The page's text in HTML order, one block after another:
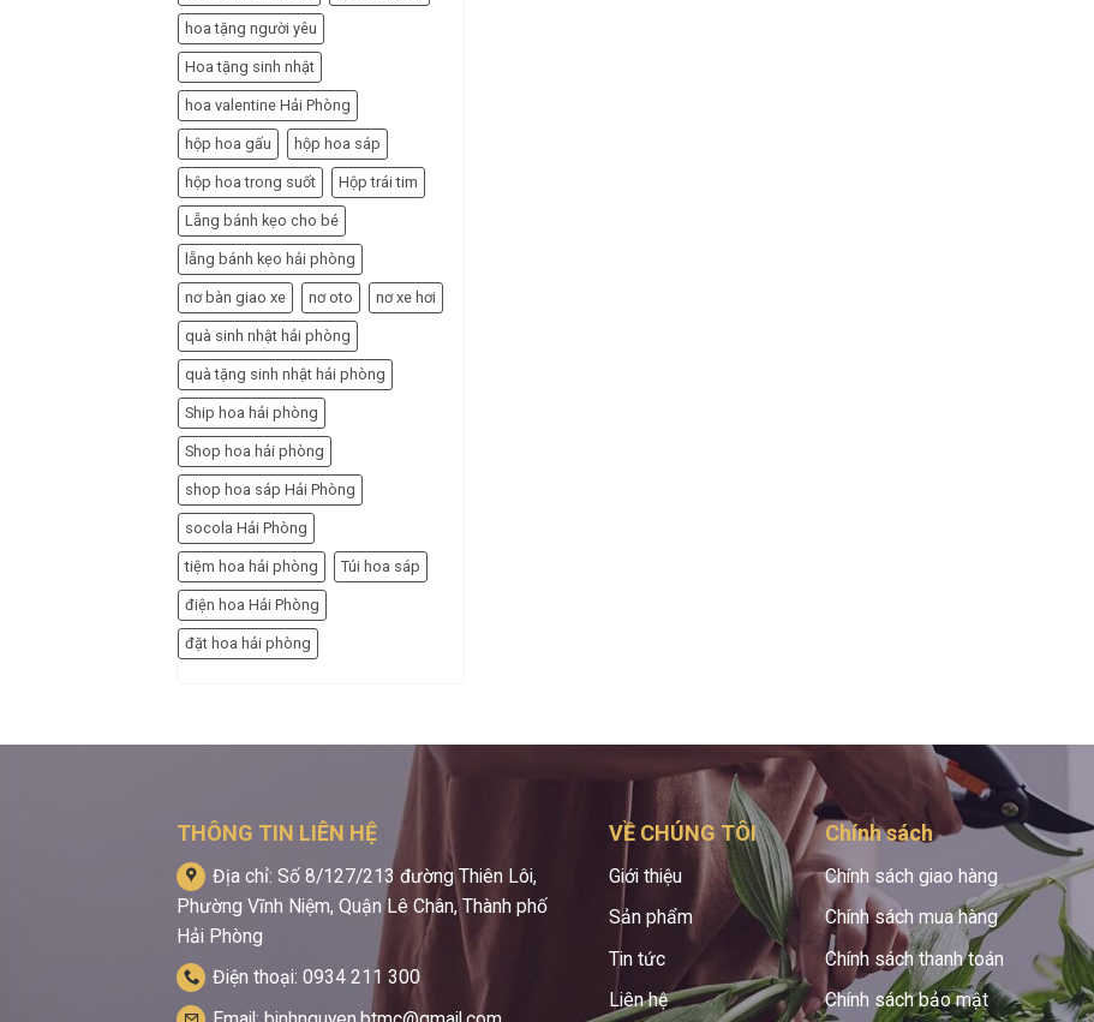
hoa tặng người yêu
Hoa tặng sinh nhật
hoa valentine Hải Phòng
hộp hoa gấu hộp hoa sáp
hộp hoa trong suốt Hộp trái tim
Lẵng bánh kẹo cho bé
lẵng bánh kẹo hải phòng
nơ bàn giao xe nơ oto nơ xe hơi
quà sinh nhật hải phòng
quà tặng sinh nhật hải phòng
Ship hoa hải phòng
Shop hoa hải phòng
shop hoa sáp Hải Phòng
socola Hải Phòng
tiệm hoa hải phòng Túi hoa sáp
điện hoa Hải Phòng
đặt hoa hải phòng
THÔNG TIN LIÊN HỆ
Địa chỉ: Số 8/127/213 đường Thiên Lôi,
Phường Vĩnh Niệm, Quận Lê Chân, Thành phố
Hải Phòng
Điện thoại: 0934 211 300
VỀ CHÚNG TÔI
Giới thiệu
Sản phẩm
Tin tức
Liên hệ
Chính sách
Chính sách giao hàng
Chính sách mua hàng
Chính sách thanh toán
Chính sách bảo mật